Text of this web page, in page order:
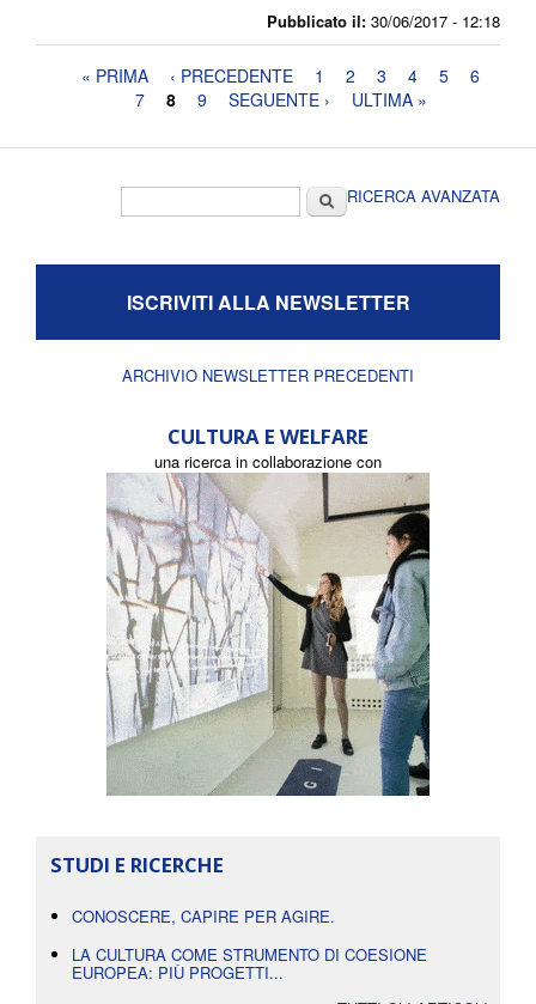
Pubblicato il: 30/06/2017 - 12:18
Pagine« PRIMA ‹ PRECEDENTE 1 2 3 4 5
6
7
8 9 SEGUENTE › ULTIMA »
CercaRICERCA AVANZATA
ISCRIVITI ALLA NEWSLETTER
ARCHIVIO NEWSLETTER PRECEDENTI
CULTURA E WELFARE
una ricerca in collaborazione con
STUDI E RICERCHE
CONOSCERE, CAPIRE PER AGIRE.
LA CULTURA COME STRUMENTO DI COESIONE
EUROPEA: PIÙ PROGETTI...